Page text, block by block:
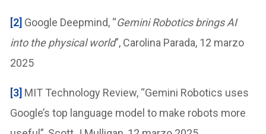
[2] Google Deepmind, “Gemini Robotics brings AI
into the physical world”, Carolina Parada, 12 marzo
2025
[3] MIT Technology Review, “Gemini Robotics uses
Google’s top language model to make robots more